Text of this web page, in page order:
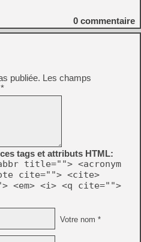
0 commentaire
publiée. Les champs
*
tags et attributs HTML:
title=""> <acronym
cite=""> <cite>
<em> <i> <q cite="">
Votre nom *